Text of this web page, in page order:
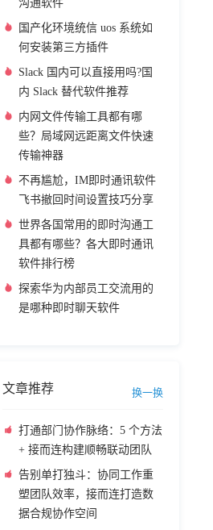
沟通软件
国产化环境统信 uos 系统如
何安装第三方插件
Slack 国内可以直接用吗?国
内 Slack 替代软件推荐
内网文件传输工具都有哪
些？局域网远距离文件快速
传输神器
不再尴尬，IM即时通讯软件
飞书撤回时间设置技巧分享
世界各国常用的即时沟通工
具都有哪些？各大即时通讯
软件排行榜
探索华为内部员工交流用的
是哪种即时聊天软件
文章推荐 换一换
打通部门协作脉络：5 个方法
+ 接而连构建顺畅联动团队
告别单打独斗：协同工作重
塑团队效率，接而连打造数
据合规协作空间